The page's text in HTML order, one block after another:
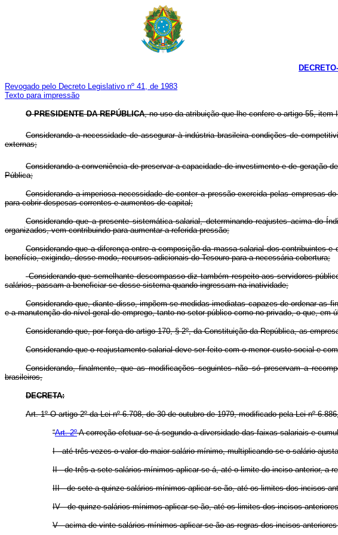
Revogado pelo Decreto Legislativo nº 41, de 1983
Texto para impressão
O PRESIDENTE DA REPÚBLICA, no uso da atribuição que lhe confere o artigo 55, item
Considerando a necessidade de assegurar à indústria brasileira condições de
externas;
Considerando a conveniência de preservar a capacidade de investimento e de geração
Pública;
Considerando a imperiosa necessidade de conter a pressão exercida pelas empresas
para cobrir despesas correntes e aumentos de capital;
Considerando que a presente sistemática salarial, determinando reajustes acima do
organizados, vem contribuindo para aumentar a referida pressão;
Considerando que a diferença entre a composição da massa salarial dos contribuintes
benefício, exigindo, desse modo, recursos adicionais do Tesouro para a necessária cobertura;
Considerando que semelhante descompasso diz também respeito aos servidores
salários, passam a beneficiar-se desse sistema quando ingressam na inatividade;
Considerando que, diante disso, impõem-se medidas imediatas capazes de ordenar as
e a manutenção do nível geral de emprego, tanto no setor público como no privado, o que,
Considerando que, por força do artigo 170, § 2º, da Constituição da República, as
Considerando que o reajustamento salarial deve ser feito com o menor custo social e
Considerando, finalmente, que as modificações seguintes não só preservam a
brasileiros,
DECRETA:
Art. 1º O artigo 2º da Lei nº 6.708, de 30 de outubro de 1979, modificado pela Lei nº
“Art. 2ºA correção efetuar-se-á segundo a diversidade das faixas salariais e
I - até três vezes o valor do maior salário mínimo, multiplicando-se o salário
II - de três a sete salários mínimos aplicar-se-á, até o limite do inciso anterior, a
III - de sete a quinze salários mínimos aplicar-se-ão, até os limites dos incisos
IV - de quinze salários mínimos aplicar-se-ão, até os limites dos incisos
V - acima de vinte salários mínimos aplicar-se-ão as regras dos incisos